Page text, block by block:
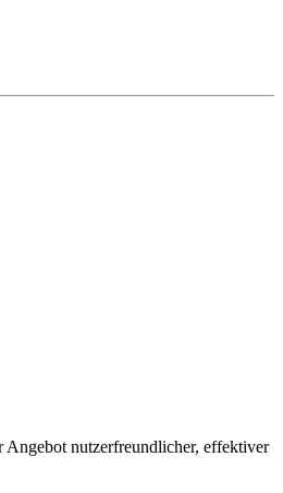
Angebot nutzerfreundlicher, effektiver